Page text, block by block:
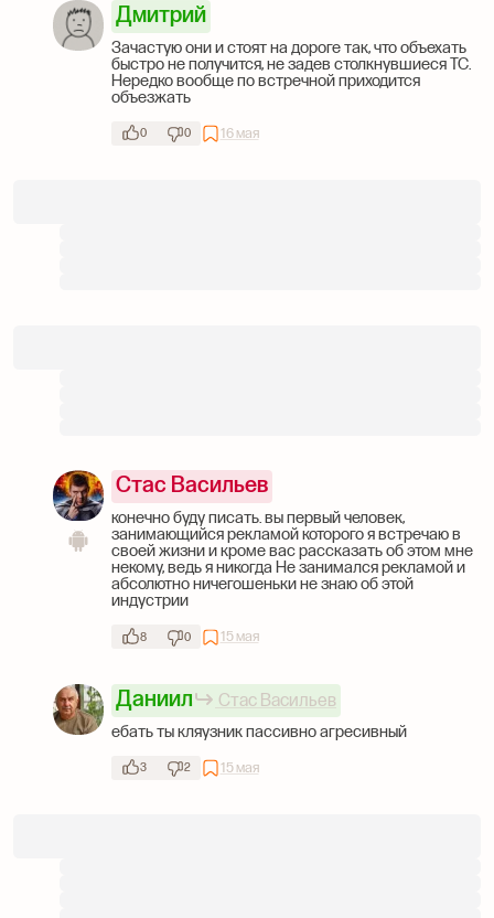
Дмитрий
Зачастую они и стоят на дороге так, что объехать
быстро не получится, не задев столкнувшиеся ТС.
Нередко вообще по встречной приходится
объезжать
0 0 16 мая
Стас Васильев
конечно буду писать. вы первый человек,
занимающийся рекламой которого я встречаю в
своей жизни и кроме вас рассказать об этом мне
некому, ведь я никогда Не занимался рекламой и
абсолютно ничегошеньки не знаю об этой
индустрии
8 0 15 мая
Даниил
Стас Васильев
ебать ты кляузник пассивно агресивный
3 2 15 мая